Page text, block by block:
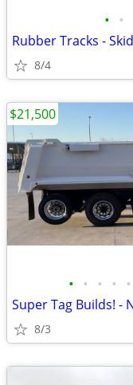
• •
8/4
• • • • •
8/3
$21,500